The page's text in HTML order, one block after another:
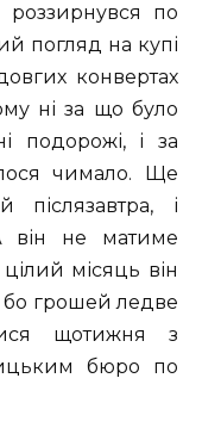
по
погляд на купі
конвертах
ні за що було
подорожі, і за
чимало. Ще
післязавтра, і
він не матиме
місяць він
бо грошей ледве
щотижня з
бюро по